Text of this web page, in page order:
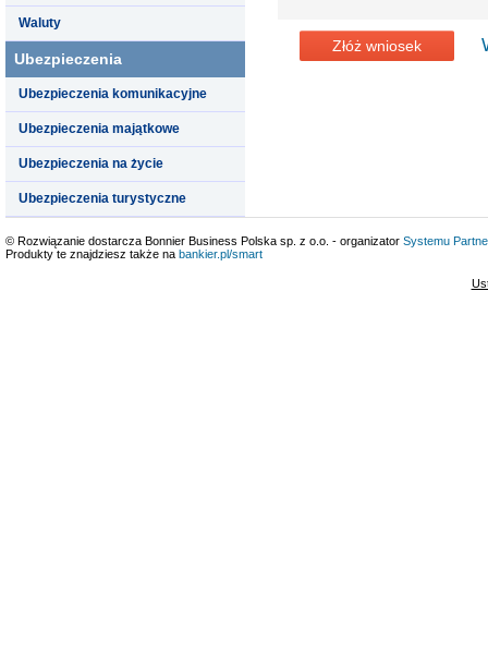
Waluty
Ubezpieczenia
Ubezpieczenia komunikacyjne
Ubezpieczenia majątkowe
Ubezpieczenia na życie
Ubezpieczenia turystyczne
Złóż wniosek
© Rozwiązanie dostarcza Bonnier Business Polska sp. z o.o. - organizator Systemu
Produkty te znajdziesz także na bankier.pl/smart